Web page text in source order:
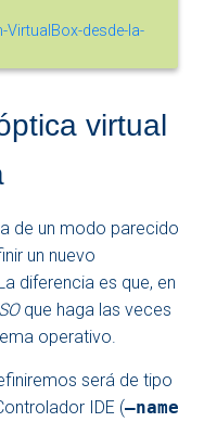
virtual
de un modo parecido
un nuevo
diferencia es que, en
que haga las veces
operativo.
será de tipo
IDE (–name